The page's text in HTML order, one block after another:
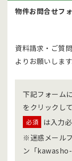
物件お問合せフ
資料請求・ご質
よりお願いします
下記フォーム
をクリックし
必須
は入力
※迷惑メール
ン「